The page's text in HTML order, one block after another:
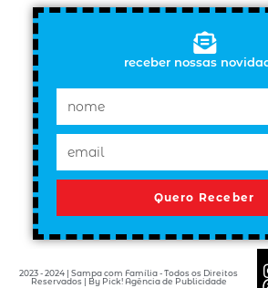
receber nossas
Quero Receber
2023 - 2024 | Sampa com Família - Todos os Direitos
Reservados | By Pick! Agência de Publicidade